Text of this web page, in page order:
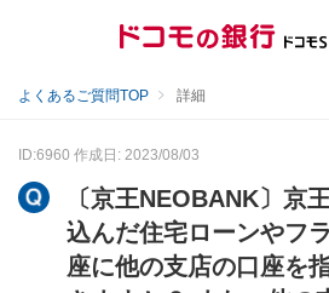
よくあるご質問TOP 詳細
ID:6960 作成日: 2023/08/03
〔京王NEOBANK〕京
込んだ住宅ローンやフ
座に他の支店の口座を